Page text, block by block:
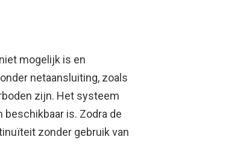
mogelijk is en
netaansluiting, zoals
zijn. Het systeem
is. Zodra de
zonder gebruik van